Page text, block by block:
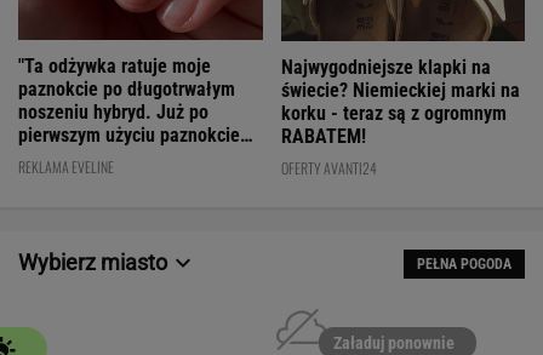
"Ta odżywka ratuje moje
paznokcie po długotrwałym
noszeniu hybryd. Już po
pierwszym użyciu paznokcie
są utwardzone"
REKLAMA EVELINE
Najwygodniejsze klapki na
świecie? Niemieckiej marki na
korku - teraz są z ogromnym
RABATEM!
OFERTY AVANTI24
Wybierz miasto PEŁNA POGODA
Załaduj ponownie